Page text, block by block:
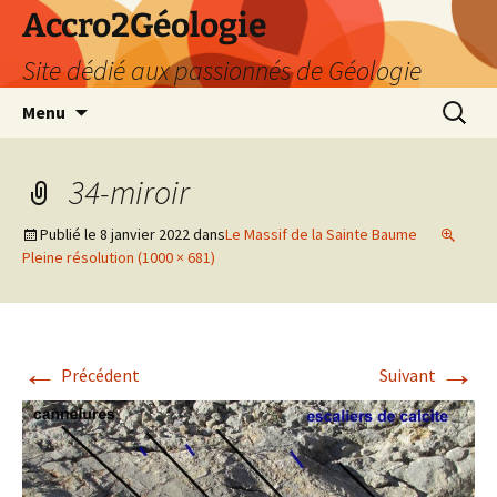
Accro2Géologie
Site dédié aux passionnés de Géologie
Menu
34-miroir
Publié le 8 janvier 2022dansLe Massif de la Sainte Baume
Pleine résolution (1000 × 681)
← Précédent Suivant →